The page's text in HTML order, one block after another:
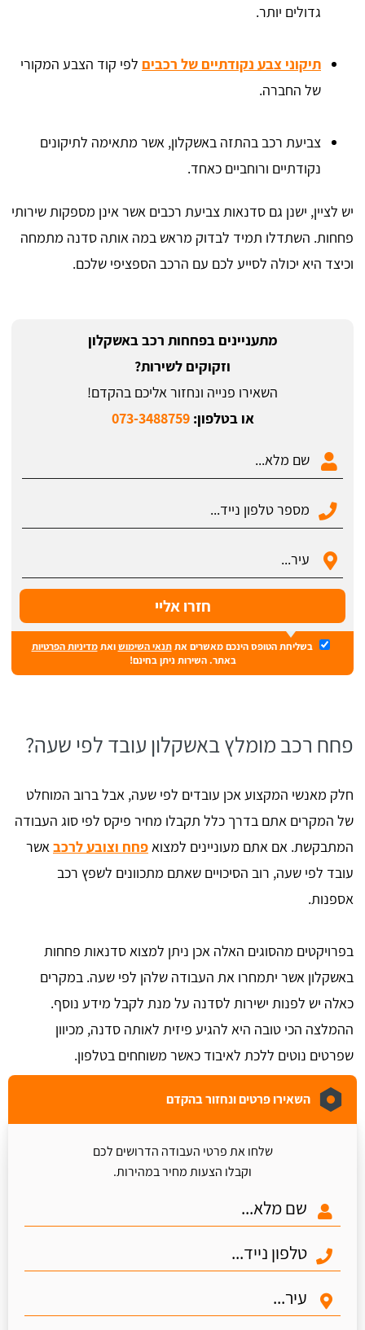
גדולים יותר.
תיקוני צבע נקודתיים של רכבים לפי קוד הצבע המקורי
של החברה.
צביעת רכב בהתזה באשקלון, אשר מתאימה לתיקונים
נקודתיים ורוחביים כאחד.
יש לציין, ישנן גם סדנאות צביעת רכבים אשר אינן מספקות שירותי
פחחות. השתדלו תמיד לבדוק מראש במה אותה סדנה מתמחה
וכיצד היא יכולה לסייע לכם עם הרכב הספציפי שלכם.
מתעניינים בפחחות רכב באשקלון
וזקוקים לשירות?
השאירו פנייה ונחזור אליכם בהקדם!
או בטלפון:073-3488759
בשליחת הטופס הינכם מאשרים אתתנאי השימושואתמדיניות הפרטיות
באתר. השירות ניתן בחינם!
פחח רכב מומלץ באשקלון עובד לפי שעה?
חלק מאנשי המקצוע אכן עובדים לפי שעה, אבל ברוב המוחלט
של המקרים אתם בדרך כלל תקבלו מחיר פיקס לפי סוג העבודה
המתבקשת. אם אתם מעוניינים למצואפחח וצובע לרכבאשר
עובד לפי שעה, רוב הסיכויים שאתם מתכוונים לשפץ רכב
אספנות.
בפרויקטים מהסוגים האלה אכן ניתן למצוא סדנאות פחחות
באשקלון אשר יתמחרו את העבודה שלהן לפי שעה. במקרים
כאלה יש לפנות ישירות לסדנה על מנת לקבל מידע נוסף.
ההמלצה הכי טובה היא להגיע פיזית לאותה סדנה, מכיוון
שפרטים נוטים ללכת לאיבוד כאשר משוחחים בטלפון.
השאירו פרטים ונחזור בהקדם
שלחו את פרטי העבודה הדרושים לכם
וקבלו הצעות מחיר במהירות.